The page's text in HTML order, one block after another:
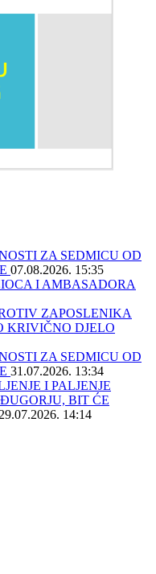
ZA SEDMICU OD
07.08.2026. 15:35
I AMBASADORA
ZAPOSLENIKA
KRIVIČNO DJELO
ZA SEDMICU OD
31.07.2026. 13:34
I PALJENJE
BIT ĆE
29.07.2026. 14:14